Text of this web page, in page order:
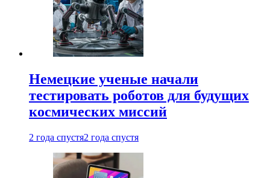
Немецкие ученые начали
тестировать роботов для будущих
космических миссий
2 года спустя2 года спустя